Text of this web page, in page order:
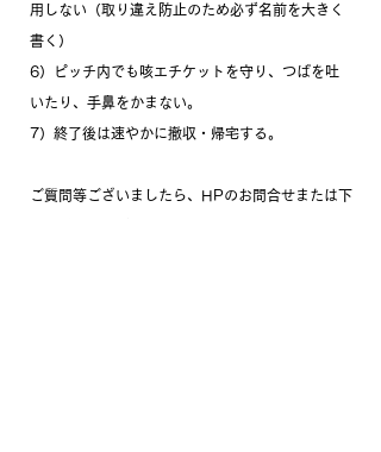
用しない（取り違え防止のため必ず名前を大きく
書く）
6）ピッチ内でも咳エチケットを守り、つばを吐
いたり、手鼻をかまない。
7）終了後は速やかに撤収・帰宅する。
ご質問等ございましたら、HPのお問合せまたは下